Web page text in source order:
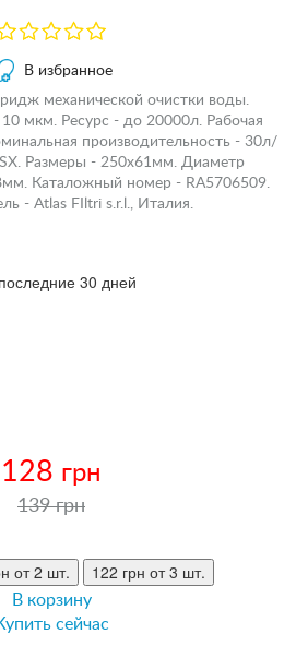
В избранное
механической очистки воды.
мкм. Ресурс - до 20000л. Рабочая
производительность - 30л/
Размеры - 250х61мм. Диаметр
Каталожный номер - RA5706509.
- Atlas FIltri s.r.l., Италия.
30 дней
128 грн
139 грн
от 2 шт. 122 грн от 3 шт.
В корзину
сейчас